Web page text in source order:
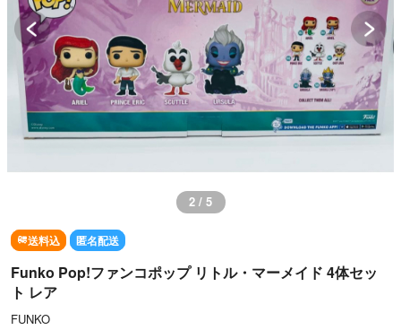
2 / 5
送料込 匿名配送
Funko Pop!ファンコポップ リトル・マーメイド 4体セッ
ト レア
FUNKO